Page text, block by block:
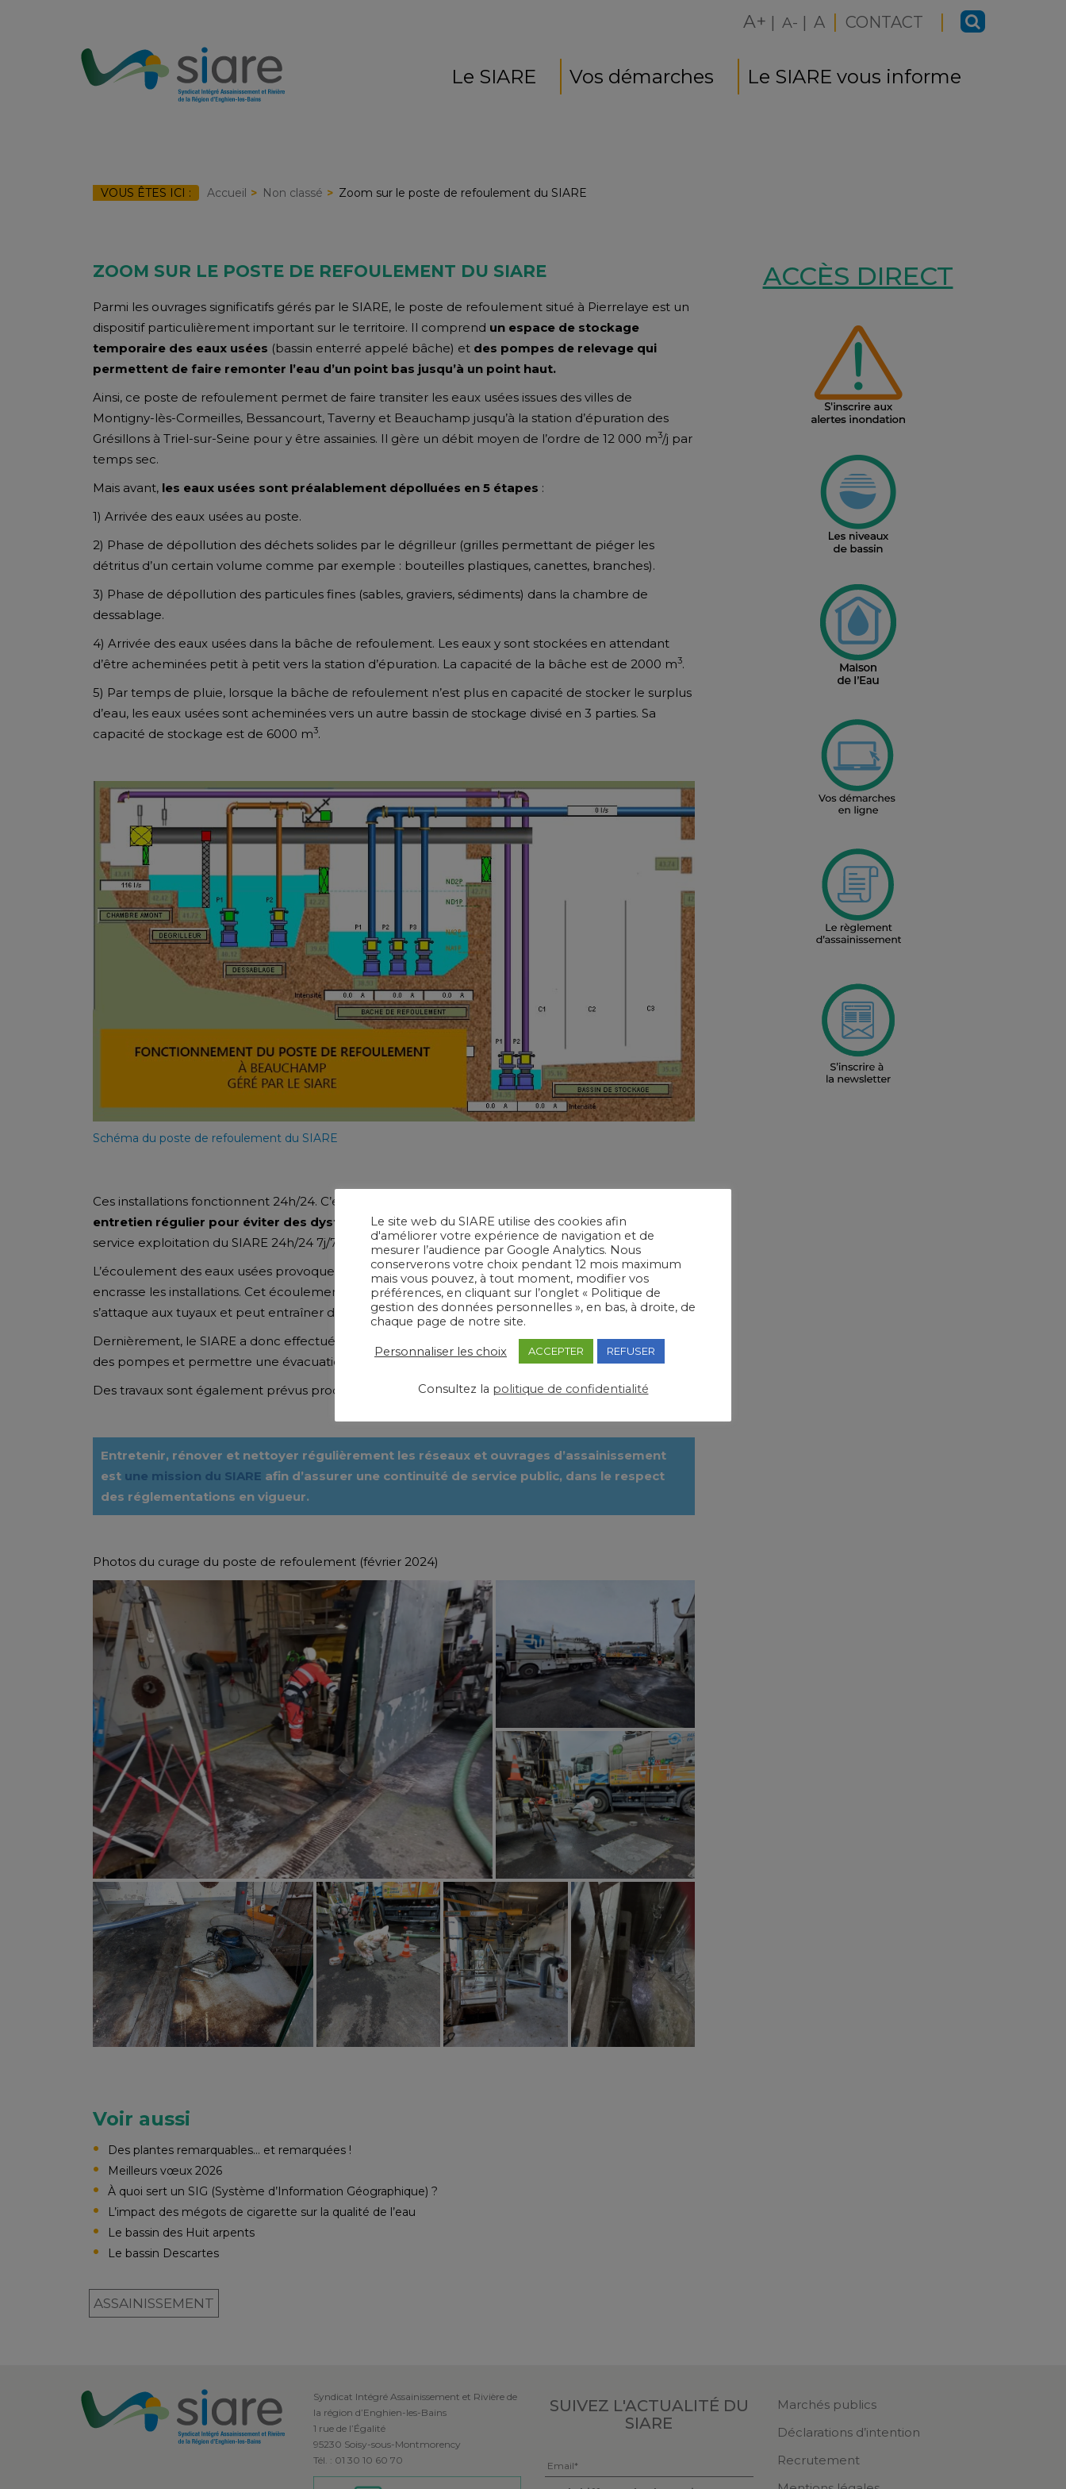
CONTACT |
A+ | A- | A |
Le SIARE Vos démarches Le SIARE vous informe
VOUS ÊTES ICI : Accueil Non classé Zoom sur le poste de refoulement du SIARE
ZOOM SUR LE POSTE DE REFOULEMENT DU SIARE
Parmi les ouvrages significatifs gérés par le SIARE, le poste de refoulement situé à Pierrelaye est un
dispositif particulièrement important sur le territoire. Il comprend un espace de stockage
temporaire des eaux usées (bassin enterré appelé bâche) et des pompes de relevage qui
permettent de faire remonter l’eau d’un point bas jusqu’à un point haut.
Ainsi, ce poste de refoulement permet de faire transiter les eaux usées issues des villes de
Montigny-lès-Cormeilles, Bessancourt, Taverny et Beauchamp jusqu’à la station d’épuration des
Grésillons à Triel-sur-Seine pour y être assainies. Il gère un débit moyen de l’ordre de 12 000 m3/j par
temps sec.
Mais avant, les eaux usées sont préalablement dépolluées en 5 étapes :
1) Arrivée des eaux usées au poste.
2) Phase de dépollution des déchets solides par le dégrilleur (grilles permettant de piéger les
détritus d’un certain volume comme par exemple : bouteilles plastiques, canettes, branches).
3) Phase de dépollution des particules fines (sables, graviers, sédiments) dans la chambre de
dessablage.
4) Arrivée des eaux usées dans la bâche de refoulement. Les eaux y sont stockées en attendant
d’être acheminées petit à petit vers la station d’épuration. La capacité de la bâche est de 2000 m3.
5) Par temps de pluie, lorsque la bâche de refoulement n’est plus en capacité de stocker le surplus
d’eau, les eaux usées sont acheminées vers un autre bassin de stockage divisé en 3 parties. Sa
capacité de stockage est de 6000 m3.
Schéma du poste de refoulement du SIARE
Ces installations fonctionnent 24h/24. C’est pourquoi, ils nécessitent
entretien régulier pour éviter des dysfonctionnements et des pannes. Le suivi est assuré par le
service exploitation du SIARE 24h/24 7j/7, notamment grâce aux données de la supervision.
L’écoulement des eaux usées provoque la formation de dépôts (tartre, graisses, débris, etc.) qui
encrasse les installations. Cet écoulement libère aussi du sulfure d’hydrogène (gaz très corrosif) qui
s’attaque aux tuyaux et peut entraîner des fissures.
Dernièrement, le SIARE a donc effectué
pour optimiser le fonctionnement
des pompes et permettre une évacuation efficace des eaux usées.
Des travaux sont également prévus prochainement pour installer un 2èmedégrilleur.
Entretenir, rénover et nettoyer régulièrement les réseaux et ouvrages d’assainissement
est une mission du SIARE afin d’assurer une continuité de service public, dans le respect
des réglementations en vigueur.
Photos du curage du poste de refoulement (février 2024)
Voir aussi
Des plantes remarquables… et remarquées !
Meilleurs vœux 2026
À quoi sert un SIG (Système d’Information Géographique) ?
L’impact des mégots de cigarette sur la qualité de l’eau
Le bassin des Huit arpents
Le bassin Descartes
ASSAINISSEMENT
ACCÈS DIRECT
Syndicat Intégré Assainissement et Rivière de
la région d’Enghien-les-Bains
1 rue de l’Égalité
95230 Soisy-sous-Montmorency
Tél. : 01 30 10 60 70
SUIVEZ L'ACTUALITÉ DU
SIARE
Marchés publics
Déclarations d’intention
Recrutement
Le site web du SIARE utilise des cookies afin
d'améliorer votre expérience de navigation et de
mesurer l’audience par Google Analytics. Nous
conserverons votre choix pendant 12 mois maximum
mais vous pouvez, à tout moment, modifier vos
préférences, en cliquant sur l’onglet « Politique de
gestion des données personnelles », en bas, à droite, de
chaque page de notre site.
Personnaliser les choix ACCEPTER REFUSER
Consultez la politique de confidentialité